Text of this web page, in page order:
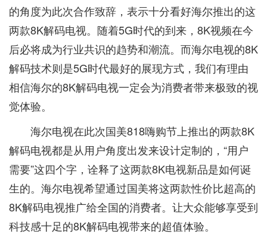
的角度为此次合作致辞，表示十分看好海尔推出的这
两款8K解码电视。随着5G时代的到来，8K视频在今
后必将成为行业共识的趋势和潮流。而海尔电视的8K
解码技术则是5G时代最好的展现方式，我们有理由
相信海尔的8K解码电视一定会为消费者带来极致的视
觉体验。
海尔电视在此次国美818嗨购节上推出的两款8K
解码电视都是从用户角度出发来设计定制的，“用户
需要”这四个字，诠释了这两款8K电视新品是如何诞
生的。海尔电视希望通过国美将这两款性价比超高的
8K解码电视推广给全国的消费者。让大众能够享受到
科技感十足的8K解码电视带来的超值体验。